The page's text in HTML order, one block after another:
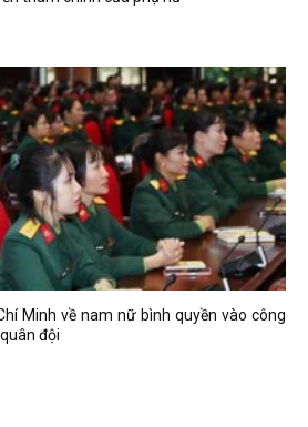
Minh về nam nữ bình quyền vào công
đội